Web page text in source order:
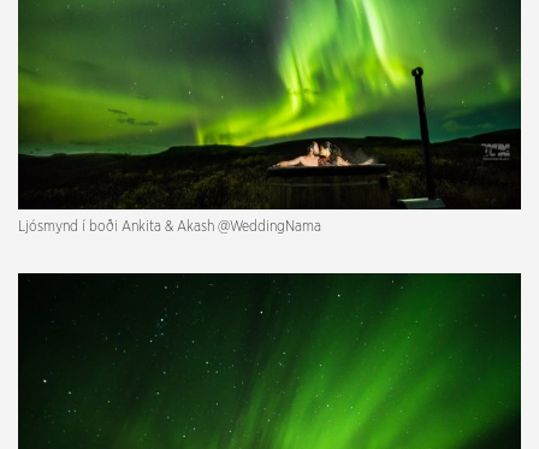
Ljósmynd í boði Ankita & Akash @WeddingNama